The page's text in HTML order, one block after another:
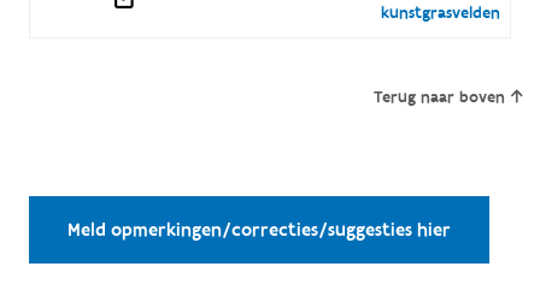
kunstgrasvelden
Terug naar boven
Meld opmerkingen/correcties/suggesties hier